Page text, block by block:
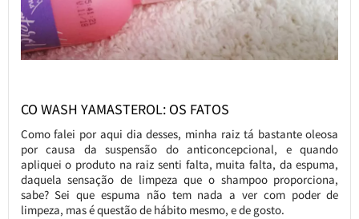
CO WASH YAMASTEROL: OS FATOS
Como falei por aqui dia desses, minha raiz tá bastante oleosa
por causa da suspensão do anticoncepcional, e quando
apliquei o produto na raiz senti falta, muita falta, da espuma,
daquela sensação de limpeza que o shampoo proporciona,
sabe? Sei que espuma não tem nada a ver com poder de
limpeza, mas é questão de hábito mesmo, e de gosto.